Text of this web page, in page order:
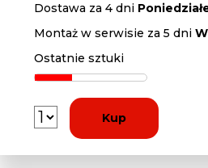
Dostawa za 4 dni
Montaż w serwisie za 5 dni
Ostatnie sztuki
Kup